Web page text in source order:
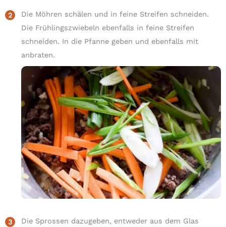
Die Möhren schälen und in feine Streifen schneiden.
Die Frühlingszwiebeln ebenfalls in feine Streifen
schneiden. In die Pfanne geben und ebenfalls mit
anbraten.
Die Sprossen dazugeben, entweder aus dem Glas